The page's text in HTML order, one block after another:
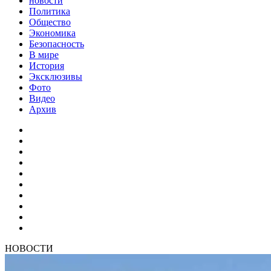
Политика
Общество
Экономика
Безопасность
В мире
История
Эксклюзивы
Фото
Видео
Архив
НОВОСТИ